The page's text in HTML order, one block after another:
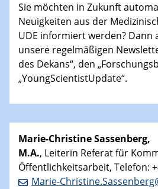
Sie möchten in Zukunft
Neuigkeiten aus der
UDE informiert werden? Dann
unsere regelmäßigen
des Dekans“, den
„YoungScientistUpdate“.
Marie-Christine Sassenberg,
M.A., Leiterin Referat für
Öffentlichkeitsarbeit, Telefon:
Marie-